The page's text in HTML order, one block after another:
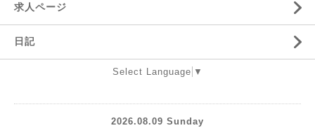
求人ページ
日記
Select Language ▼
2026.08.09 Sunday